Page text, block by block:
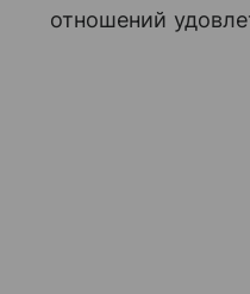
отношений